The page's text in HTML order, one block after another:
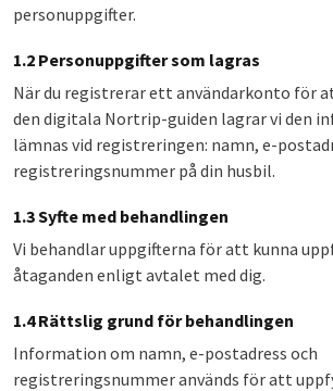
personuppgifter.
1.2 Personuppgifter som lagras
När du registrerar ett användarkonto för
den digitala Nortrip-guiden lagrar vi den
lämnas vid registreringen: namn, e-
registreringsnummer på din husbil.
1.3 Syfte med behandlingen
Vi behandlar uppgifterna för att kunna
åtaganden enligt avtalet med dig.
1.4 Rättslig grund för behandlingen
Information om namn, e-postadress och
registreringsnummer används för att